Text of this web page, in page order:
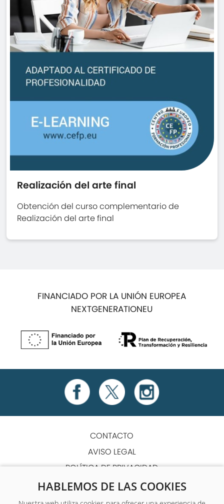
HABLEMOS DE LAS COOKIES
Realización del arte final
Obtención del curso complementario de
Realización del arte final
FINANCIADO POR LA UNIÓN EUROPEA
NEXTGENERATIONEU
CONTACTO
AVISO LEGAL
POLÍTICA DE PRIVACIDAD
POLÍTICA DE COOKIES
TÉRMINOS Y CONDICIONES